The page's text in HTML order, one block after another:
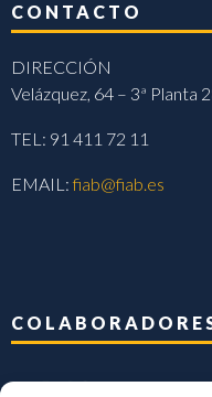
CONTACTO
DIRECCIÓN
Velázquez, 64 – 3ª Planta
TEL: 91 411 72 11
EMAIL:fiab@fiab.es